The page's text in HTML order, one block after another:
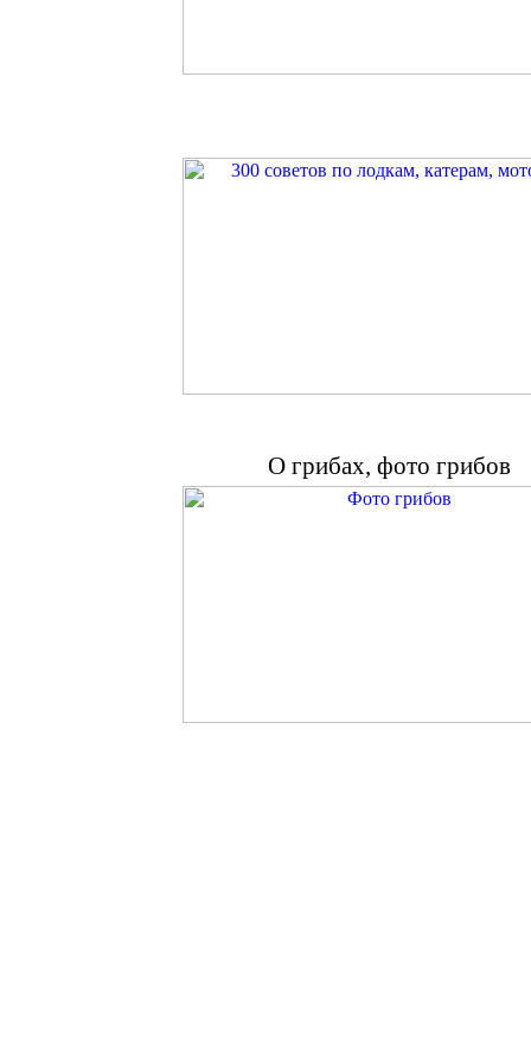
О грибах, фото грибов